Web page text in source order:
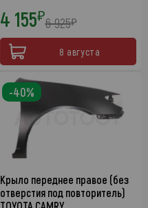
4 155₽6 925₽
8 августа
Крыло переднее правое (без
отверстия под повторитель)
-40%